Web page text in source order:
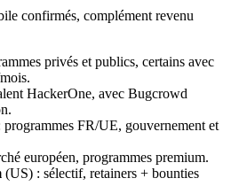
confirmés, complément revenu
privés et publics, certains avec
HackerOne, avec Bugcrowd
programmes FR/UE, gouvernement et
européen, programmes premium.
(US) : sélectif, retainers + bounties